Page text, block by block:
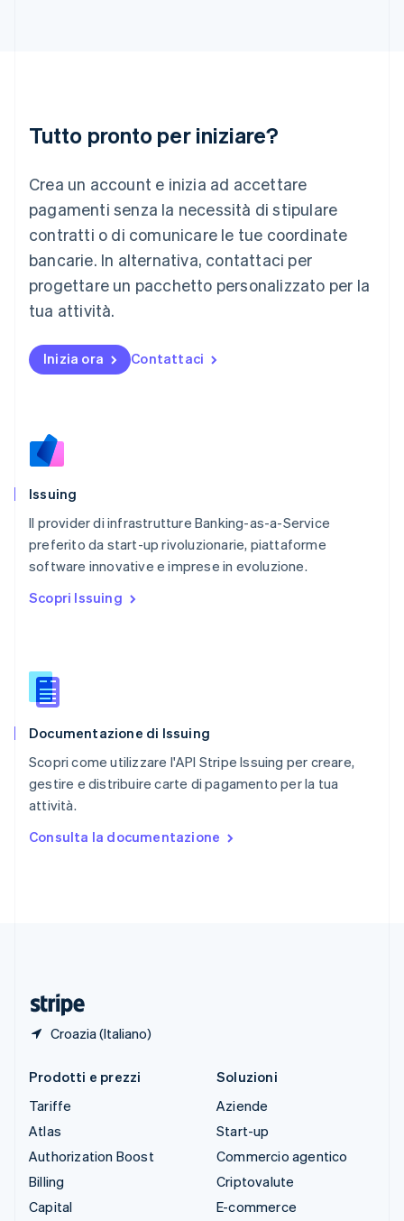
Tutto pronto per iniziare?
Crea un account e inizia ad accettare
pagamenti senza la necessità di stipulare
contratti o di comunicare le tue coordinate
bancarie. In alternativa, contattaci per
progettare un pacchetto personalizzato per la
tua attività.
Inizia ora Contattaci
Issuing
Il provider di infrastrutture Banking-as-a-Service
preferito da start-up rivoluzionarie, piattaforme
software innovative e imprese in evoluzione.
Scopri Issuing
Documentazione di Issuing
Scopri come utilizzare l'API Stripe Issuing per creare,
gestire e distribuire carte di pagamento per la tua
attività.
Consulta la documentazione
Croazia (Italiano)
Liechtenstein
DeutschEnglish
English
Lussemburgo
Malaysia
English简体中文
Malta
English
Messico
Norvegia
English
Nederlands
Portogallo
RAS di Hong Kong, Cina
English简体中文
Regno Unito
Repubblica Ceca
Singapore
English
English
Slovenia
Spagna
Español
English Español简体中文
Prodotti e prezzi
Tariffe
Atlas
Authorization Boost
Billing
Capital
Soluzioni
Aziende
Start-up
Commercio agentico
Criptovalute
E-commerce